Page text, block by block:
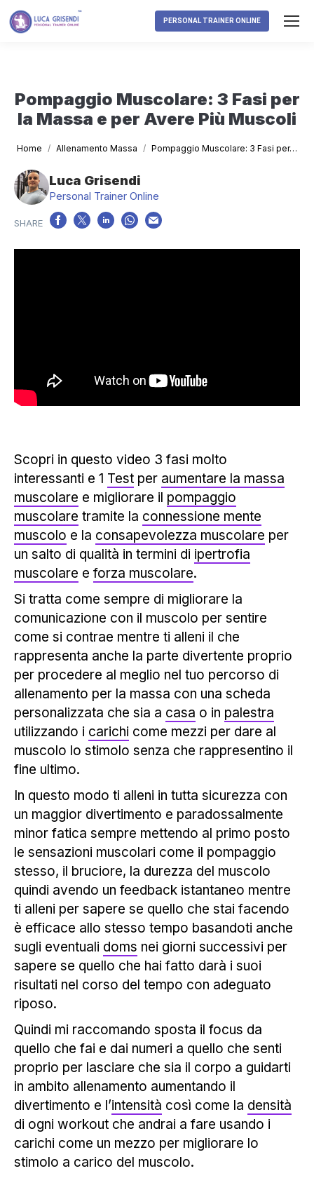
PERSONAL TRAINER ONLINE
Pompaggio Muscolare: 3 Fasi per
la Massa e per Avere Più Muscoli
Tu sei qui:
Home Allenamento Massa Pompaggio Muscolare: 3 Fasi per…
Luca Grisendi
Personal Trainer Online
Scopri in questo video 3 fasi molto
interessanti e 1 Test per aumentare la massa
muscolare e migliorare il pompaggio
muscolare tramite la connessione mente
muscolo e la consapevolezza muscolare per
un salto di qualità in termini di ipertrofia
muscolare e forza muscolare.
Si tratta come sempre di migliorare la
comunicazione con il muscolo per sentire
come si contrae mentre ti alleni il che
rappresenta anche la parte divertente proprio
per procedere al meglio nel tuo percorso di
allenamento per la massa con una scheda
personalizzata che sia a casa o in palestra
utilizzando i carichi come mezzi per dare al
muscolo lo stimolo senza che rappresentino il
fine ultimo.
In questo modo ti alleni in tutta sicurezza con
un maggior divertimento e paradossalmente
minor fatica sempre mettendo al primo posto
le sensazioni muscolari come il pompaggio
stesso, il bruciore, la durezza del muscolo
quindi avendo un feedback istantaneo mentre
ti alleni per sapere se quello che stai facendo
è efficace allo stesso tempo basandoti anche
sugli eventuali doms nei giorni successivi per
sapere se quello che hai fatto darà i suoi
risultati nel corso del tempo con adeguato
riposo.
Quindi mi raccomando sposta il focus da
quello che fai e dai numeri a quello che senti
proprio per lasciare che sia il corpo a guidarti
in ambito allenamento aumentando il
divertimento e l’intensità così come la densità
di ogni workout che andrai a fare usando i
carichi come un mezzo per migliorare lo
stimolo a carico del muscolo.